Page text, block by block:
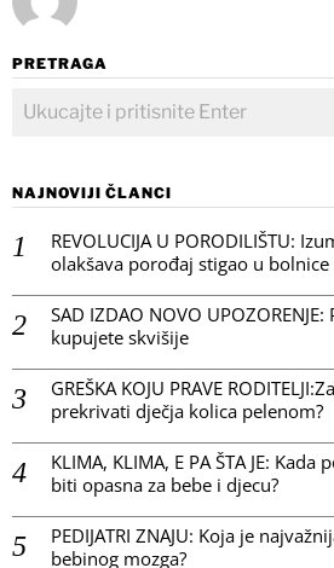
PRETRAGA
NAJNOVIJI ČLANCI
REVOLUCIJA U PORODILIŠTU:
olakšava porođaj stigao u
SAD IZDAO NOVO
kupujete skvišije
GREŠKA KOJU PRAVE
prekrivati dječja kolica pelenom?
KLIMA, KLIMA, E PA ŠTA JE:
biti opasna za bebe i djecu?
PEDIJATRI ZNAJU: Koja je
bebinog mozga?